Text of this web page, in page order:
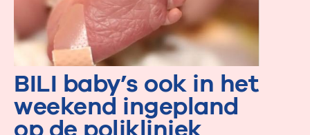
BILI baby’s ook in het
weekend ingepland
op de polikliniek